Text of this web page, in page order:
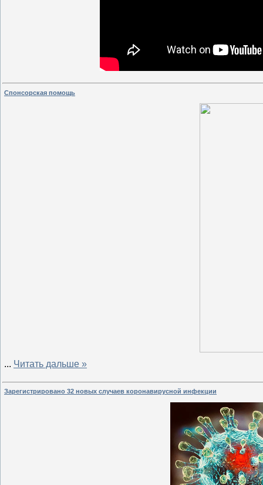
Спонсорская помощь
... Читать дальше »
Зарегистрировано 32 новых случаев коронавирусной инфекции